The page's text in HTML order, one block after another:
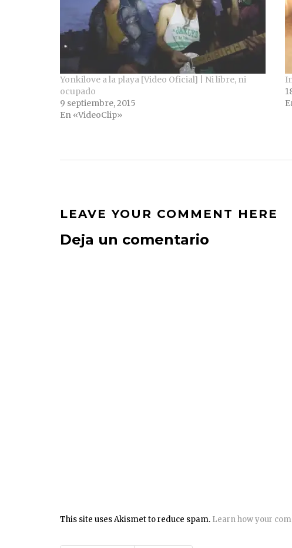
Yonkilove a la playa [Video Oficial] | Ni libre, ni
ocupado
9 septiembre, 2015
En «VideoClip»
LEAVE YOUR COMMENT HERE
Deja un comentario
This site uses Akismet to reduce spam. Learn how your